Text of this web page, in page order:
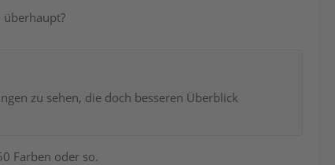
überhaupt?
zu sehen, die doch besseren Überblick
Farben oder so.